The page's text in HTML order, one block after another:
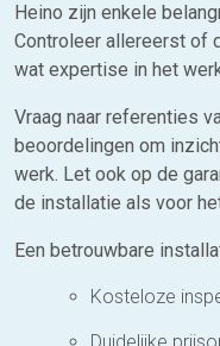
Heino zijn enkele
Controleer allereerst of
wat expertise in het
Vraag naar referenties
beoordelingen om
werk. Let ook op de
de installatie als voor
Een betrouwbare
Kosteloze